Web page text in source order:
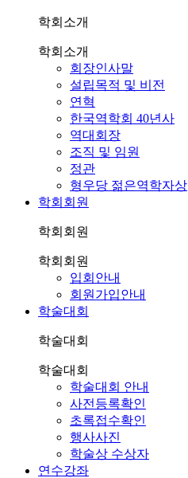
학회소개
학회소개
회장인사말
설립목적 및 비전
연혁
한국역학회 40년사
역대회장
조직 및 임원
정관
형우당 젊은역학자상
학회회원
학회회원
학회회원
입회안내
회원가입안내
학술대회
학술대회
학술대회
학술대회 안내
사전등록확인
초록접수확인
행사사진
학술상 수상자
연수강좌